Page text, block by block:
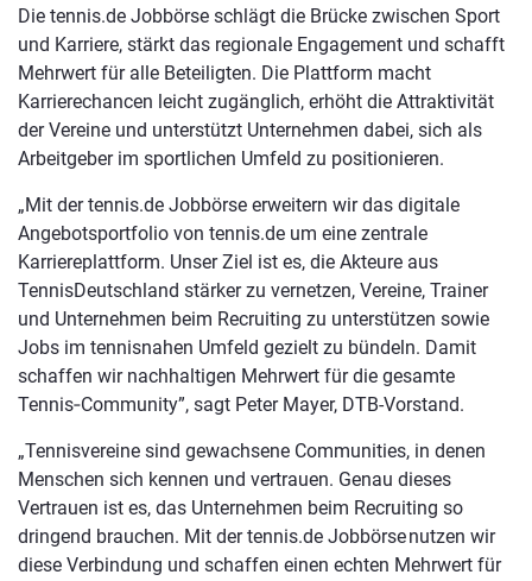
Die tennis.de Jobbörse schlägt die Brücke zwischen Sport
und Karriere, stärkt das regionale Engagement und schafft
Mehrwert für alle Beteiligten. Die Plattform macht
Karrierechancen leicht zugänglich, erhöht die Attraktivität
der Vereine und unterstützt Unternehmen dabei, sich als
Arbeitgeber im sportlichen Umfeld zu positionieren.
„Mit der tennis.de Jobbörse erweitern wir das digitale
Angebotsportfolio von tennis.de um eine zentrale
Karriereplattform. Unser Ziel ist es, die Akteure aus
TennisDeutschland stärker zu vernetzen, Vereine, Trainer
und Unternehmen beim Recruiting zu unterstützen sowie
Jobs im tennisnahen Umfeld gezielt zu bündeln. Damit
schaffen wir nachhaltigen Mehrwert für die gesamte
Tennis‑Community”, sagt Peter Mayer, DTB-Vorstand.
„Tennisvereine sind gewachsene Communities, in denen
Menschen sich kennen und vertrauen. Genau dieses
Vertrauen ist es, das Unternehmen beim Recruiting so
dringend brauchen. Mit der tennis.de Jobbörse nutzen wir
diese Verbindung und schaffen einen echten Mehrwert für